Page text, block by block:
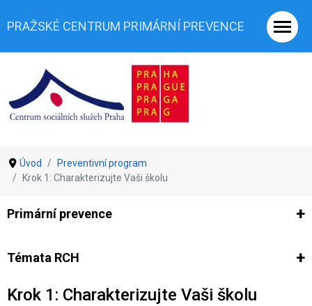
PRAŽSKÉ CENTRUM PRIMÁRNÍ PREVENCE
Úvod
Preventivní program
Krok 1: Charakterizujte Vaši školu
Primární prevence
Ze světa prevence
Témata RCH
Co je rizikové chování (RCH) Agrese a šikana Závislostní
Krok 1: Charakterizujte Vaši školu